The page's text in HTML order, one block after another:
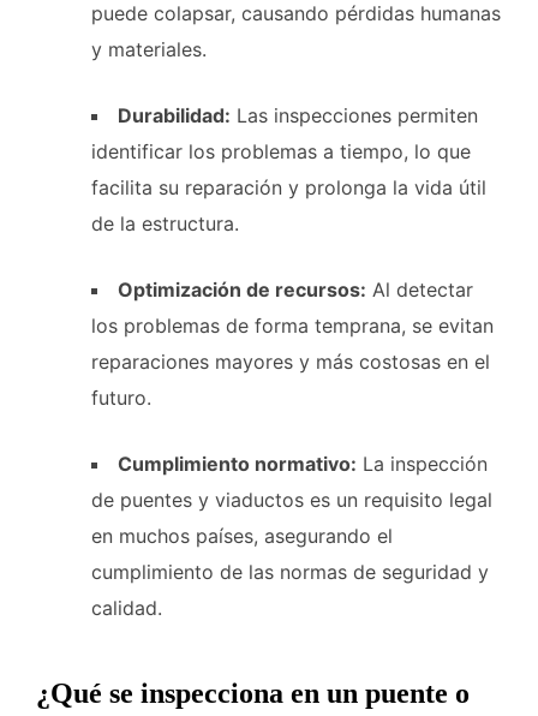
puede colapsar, causando pérdidas humanas
y materiales.
Durabilidad: Las inspecciones permiten
identificar los problemas a tiempo, lo que
facilita su reparación y prolonga la vida útil
de la estructura.
Optimización de recursos: Al detectar
los problemas de forma temprana, se evitan
reparaciones mayores y más costosas en el
futuro.
Cumplimiento normativo: La inspección
de puentes y viaductos es un requisito legal
en muchos países, asegurando el
cumplimiento de las normas de seguridad y
calidad.
¿Qué se inspecciona en un puente o